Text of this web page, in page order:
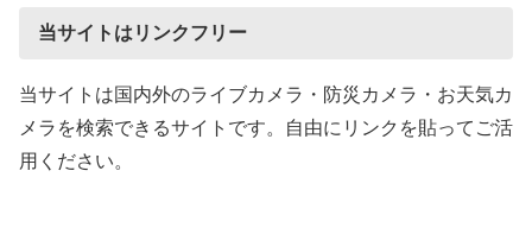
当サイトはリンクフリー
当サイトは国内外のライブカメラ・防災カメラ・お天気カ
メラを検索できるサイトです。自由にリンクを貼ってご活
用ください。